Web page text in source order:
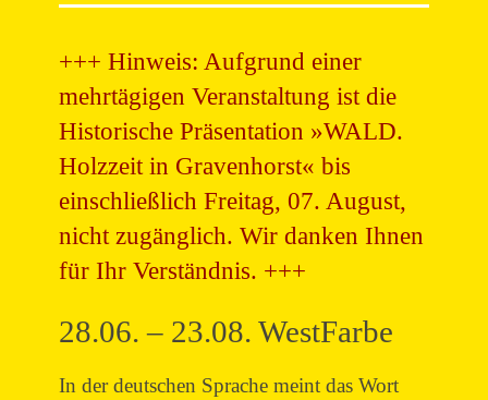
+++ Hinweis: Aufgrund einer
mehrtägigen Veranstaltung ist die
Historische Präsentation »WALD.
Holzzeit in Gravenhorst« bis
einschließlich Freitag, 07. August,
nicht zugänglich. Wir danken Ihnen
für Ihr Verständnis. +++
28.06. – 23.08. WestFarbe
In der deutschen Sprache meint das Wort